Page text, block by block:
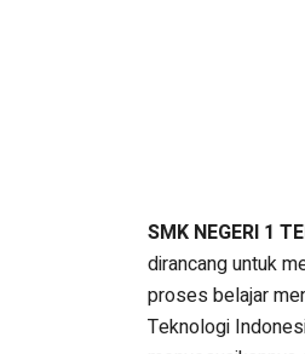
SMK NEGERI 1
dirancang untuk
proses belajar
Teknologi